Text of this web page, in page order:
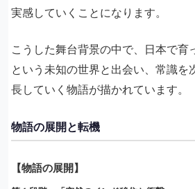
実感していくことになります。
こうした舞台背景の中で、日本で育
という未知の世界と出会い、常識を
長していく物語が描かれています。
物語の展開と転機
【物語の展開】